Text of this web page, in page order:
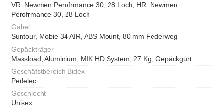
VR: Newmen Perofrmance 30, 28 Loch, HR: Newmen
Perofrmance 30, 28 Loch
Gabel
Suntour, Mobie 34 AIR, ABS Mount, 80 mm Federweg
Gepäckträger
Massload, Aluminium, MIK HD System, 27 Kg, Gepäckgurt
Geschäfstbereich Bidex
Pedelec
Geschlecht
Unisex